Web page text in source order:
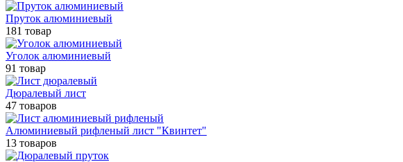
Пруток алюминиевый
181 товар
Уголок алюминиевый
91 товар
Дюралевый лист
47 товаров
Алюминиевый рифленый лист "Квинтет"
13 товаров